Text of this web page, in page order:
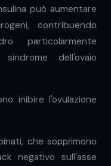
può aumentare
contribuendo
particolarmente
dell'ovaio
inibire l'ovulazione
che sopprimono
negativo sull'asse